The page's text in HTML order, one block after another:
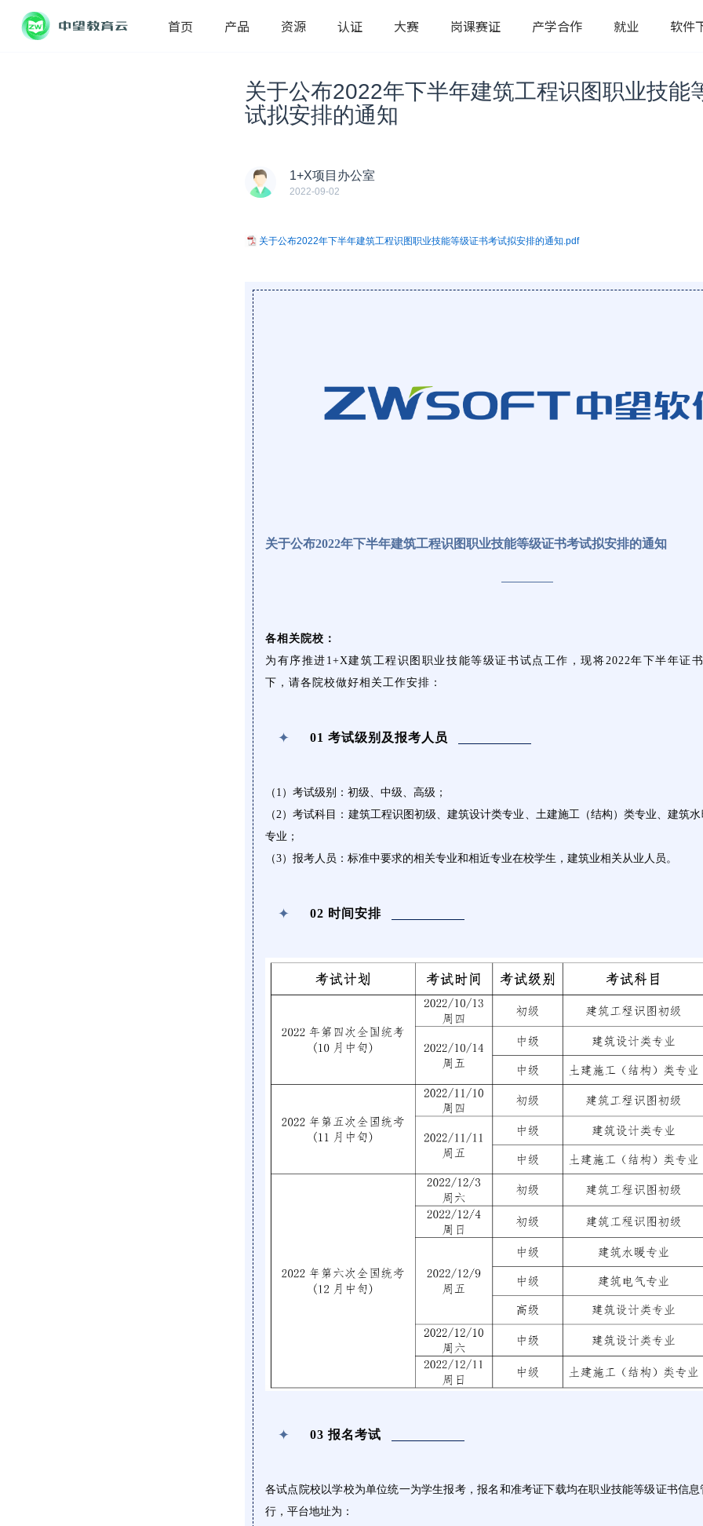
首页 产品 资源 认证 大赛 岗课赛证 产学合作 就业 软件
关于公布2022年下半年建筑工程识图职业技能
试拟安排的通知
1+X项目办公室
2022-09-02
关于公布2022年下半年建筑工程识图职业技能等级证书考试拟安排的通知.pdf
关于公布2022年下半年建筑工程识图职业技能等级证书考试拟安排的通知
各相关院校：
为有序推进1+X建筑工程识图职业技能等级证书试点工作，现将2022年下半年证
下，请各院校做好相关工作安排：
✦ 01 考试级别及报考人员
（1）考试级别：初级、中级、高级；
（2）考试科目：建筑工程识图初级、建筑设计类专业、土建施工（结构）类专业、建筑
专业；
（3）报考人员：标准中要求的相关专业和相近专业在校学生，建筑业相关从业人员。
✦ 02 时间安排
✦ 03 报名考试
各试点院校以学校为单位统一为学生报考，报名和准考证下载均在职业技能等级证书信
行，平台地址为：